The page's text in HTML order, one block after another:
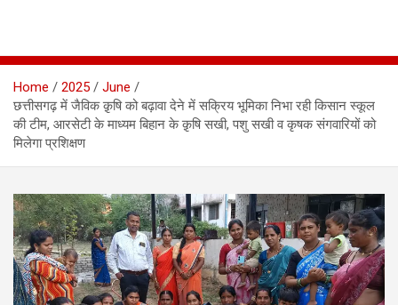
Home 2025
June
छत्तीसगढ़ में जैविक क़ृषि को बढ़ावा देने में सक्रिय भूमिका निभा रही किसान स्कूल
की टीम, आरसेटी के माध्यम बिहान के क़ृषि सखी, पशु सखी व कृषक संगवारियों को
मिलेगा प्रशिक्षण